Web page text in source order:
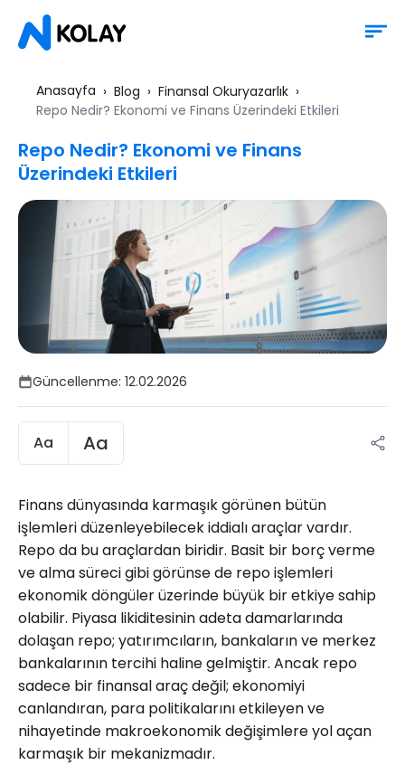
Anasayfa Blog
Finansal Okuryazarlık
Repo Nedir? Ekonomi ve Finans Üzerindeki Etkileri
Repo Nedir? Ekonomi ve Finans
Üzerindeki Etkileri
Güncellenme: 12.02.2026
Aa Aa
Finans dünyasında karmaşık görünen bütün
işlemleri düzenleyebilecek iddialı araçlar vardır.
Repo da bu araçlardan biridir. Basit bir borç verme
ve alma süreci gibi görünse de repo işlemleri
ekonomik döngüler üzerinde büyük bir etkiye sahip
olabilir. Piyasa likiditesinin adeta damarlarında
dolaşan repo; yatırımcıların, bankaların ve merkez
bankalarının tercihi haline gelmiştir. Ancak repo
sadece bir finansal araç değil; ekonomiyi
canlandıran, para politikalarını etkileyen ve
nihayetinde makroekonomik değişimlere yol açan
karmaşık bir mekanizmadır.